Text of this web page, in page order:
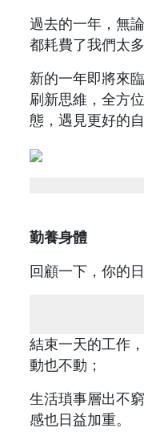
過去的一年，無
都耗費了我們太多
新的一年即將來
刷新思維，全方
態，遇見更好的自
勤養身體
回顧一下，你的
結束一天的工作
動也不動；
生活瑣事層出不
感也日益加重。